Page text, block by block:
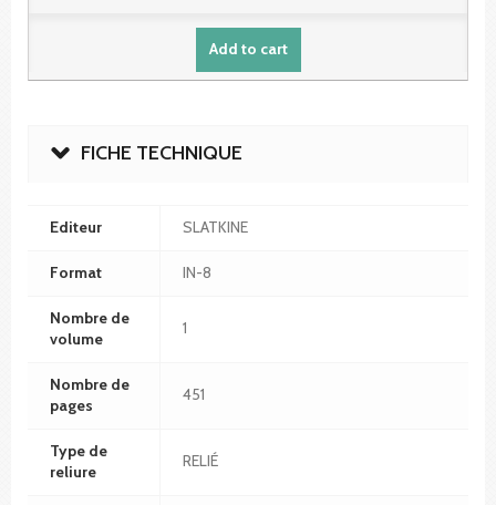
Add to cart
FICHE TECHNIQUE
Editeur SLATKINE
Format IN-8
Nombre de
volume
1
Nombre de
pages
451
Type de
reliure
RELIÉ